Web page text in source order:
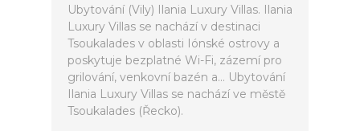
Ubytování (Vily) Ilania Luxury Villas. Ilania
Luxury Villas se nachází v destinaci
Tsoukalades v oblasti Iónské ostrovy a
poskytuje bezplatné Wi-Fi, zázemí pro
grilování, venkovní bazén a... Ubytování
Ilania Luxury Villas se nachází ve městě
Tsoukalades (Řecko).